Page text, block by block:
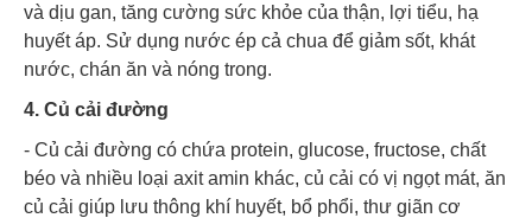
và dịu gan, tăng cường sức khỏe của thận, lợi tiểu, hạ
huyết áp. Sử dụng nước ép cả chua để giảm sốt, khát
nước, chán ăn và nóng trong.
4. Củ cải đường
- Củ cải đường có chứa protein, glucose, fructose, chất
béo và nhiều loại axit amin khác, củ cải có vị ngọt mát, ăn
củ cải giúp lưu thông khí huyết, bổ phổi, thư giãn cơ